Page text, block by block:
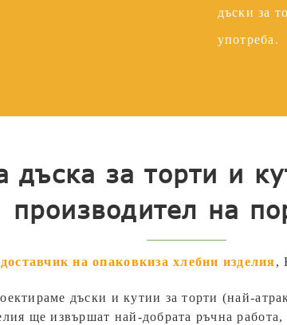
дъски за
употреба.
дъска за торти и
производител на
на опаковкиза хлебни изделия,
дъски и кутии за торти (най-
ще извършат най-добрата ръчна